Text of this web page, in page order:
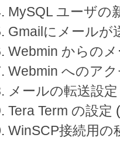
MySQL ユーザの
Gmailにメールが
Webmin からの
Webmin へのア
メールの転送設定
Tera Term の設定
WinSCP接続用の